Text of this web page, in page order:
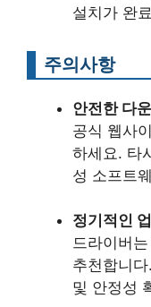
설치가 완
주의사항
안전한 다
공식 웹사
하세요. 타
성 소프트
정기적인
드라이버
추천합니
및 안정성